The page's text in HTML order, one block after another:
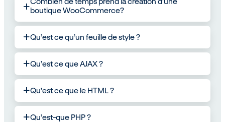
aboutique WooCommerce?
aQu’est ce qu’un feuille de style ?
aQu’est ce que AJAX ?
aQu’est ce que le HTML ?
aQu’est-que PHP ?